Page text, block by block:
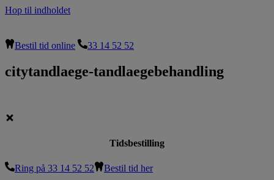
Hop til indholdet
Bestil tid online 33 14 52 52
citytandlaege-tandlaegebehandling
Tidsbestilling
Ring på 33 14 52 52
Bestil tid her